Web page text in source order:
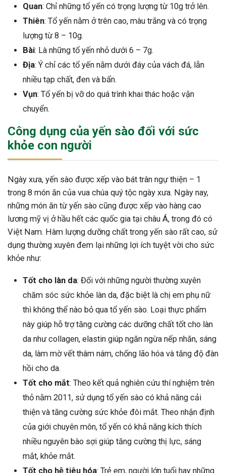
Quan: Chỉ những tổ yến có trọng lượng từ 10g trở lên.
Thiên: Tổ yến nằm ở trên cao, màu trắng và có trọng
lượng từ 8 – 10g.
Bài: Là những tổ yến nhỏ dưới 6 – 7g.
Địa: Ý chỉ các tổ yến nằm dưới đáy của vách đá, lẫn
nhiều tạp chất, đen và bẩn.
Vụn: Tổ yến bị vỡ do quá trình khai thác hoặc vận
chuyển.
Công dụng của yến sào đối với sức
khỏe con người
Ngày xưa, yến sào được xếp vào bát trân ngự thiện – 1
trong 8 món ăn của vua chúa quý tộc ngày xưa. Ngày nay,
những món ăn từ yến sào cũng được xếp vào hàng cao
lương mỹ vị ở hầu hết các quốc gia tại châu Á, trong đó có
Việt Nam. Hàm lượng dưỡng chất trong yến sào rất cao, sử
dụng thường xuyên đem lại những lợi ích tuyệt vời cho sức
khỏe như:
Tốt cho làn da: Đối với những người thường xuyên
chăm sóc sức khỏe làn da, đặc biệt là chị em phụ nữ
thì không thể nào bỏ qua tổ yến sào. Loại thực phẩm
này giúp hỗ trợ tăng cường các dưỡng chất tốt cho làn
da như collagen, elastin giúp ngăn ngừa nếp nhăn, sáng
da, làm mờ vết thâm nám, chống lão hóa và tăng độ đàn
hồi cho da.
Tốt cho mắt: Theo kết quả nghiên cứu thí nghiệm trên
thỏ nằm 2011, sử dụng tổ yến sào có khả năng cải
thiện và tăng cường sức khỏe đôi mắt. Theo nhận định
của giới chuyên môn, tổ yến có khả năng kích thích
nhiều nguyên bào sợi giúp tăng cường thị lực, sáng
mắt, khỏe mắt.
Tốt cho hệ tiêu hóa: Trẻ em, người lớn tuổi hay những